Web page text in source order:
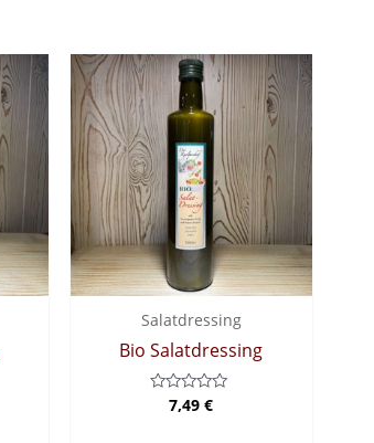
Salatdressing
Bio Salatdressing
Bewertet
7,49€